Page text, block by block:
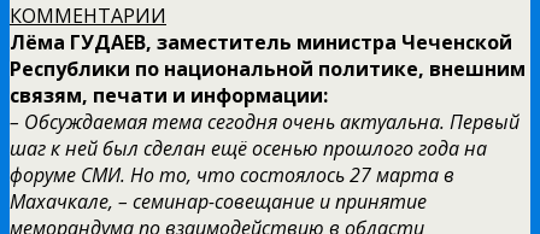
КОММЕНТАРИИ
Лёма ГУДАЕВ, заместитель министра Чеченской
Республики по национальной политике, внешним
связям, печати и информации:
– Обсуждаемая тема сегодня очень актуальна. Первый
шаг к ней был сделан ещё осенью прошлого года на
форуме СМИ. Но то, что состоялось 27 марта в
Махачкале, – семинар-совещание и принятие
меморандума по взаимодействию в области